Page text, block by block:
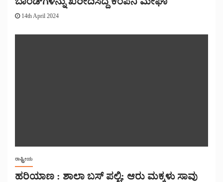
14th April 2024
ರಾಷ್ಟ್ರೀಯ
ಹರಿಯಾಣ : ಶಾಲಾ ಬಸ್ ಪಲ್ಟಿ; ಆರು ಮಕ್ಕಳು ಸಾವು